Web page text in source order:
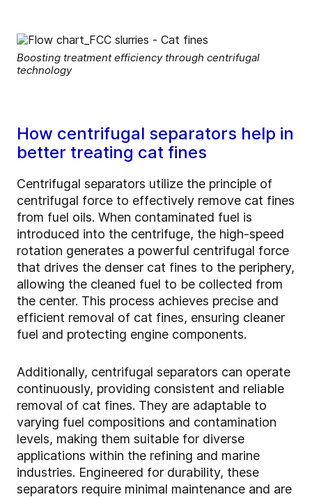
Boosting treatment efficiency through centrifugal
technology
How centrifugal separators help in
better treating cat fines
Centrifugal separators utilize the principle of
centrifugal force to effectively remove cat fines
from fuel oils. When contaminated fuel is
introduced into the centrifuge, the high-speed
rotation generates a powerful centrifugal force
that drives the denser cat fines to the periphery,
allowing the cleaned fuel to be collected from
the center. This process achieves precise and
efficient removal of cat fines, ensuring cleaner
fuel and protecting engine components.
Additionally, centrifugal separators can operate
continuously, providing consistent and reliable
removal of cat fines. They are adaptable to
varying fuel compositions and contamination
levels, making them suitable for diverse
applications within the refining and marine
industries. Engineered for durability, these
separators require minimal maintenance and are